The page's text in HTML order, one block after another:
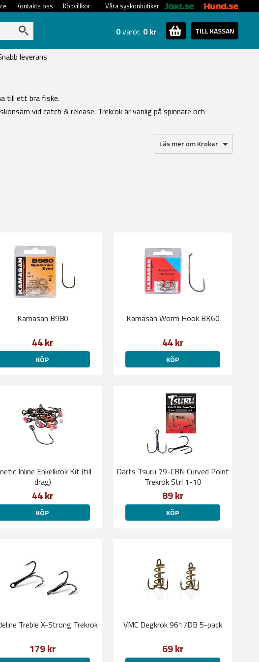
Våra syskonbutiker
Köpvillkor
Kontakta oss
0varor, 0 kr TILL KASSAN
leverans
till ett bra fiske.
vid catch & release. Trekrok är vanlig på spinnare och
Läs mer om Krokar
Kamasan B980
44 kr
KÖP
Kamasan Worm Hook BK60
44 kr
KÖP
Inline Enkelkrok Kit (till
drag)
44 kr
KÖP
Darts Tsuru 79-CBN Curved Point
Trekrok Strl 1-10
89 kr
KÖP
Treble X-Strong Trekrok
179 kr
VMC Degkrok 9617DB 5-pack
69 kr